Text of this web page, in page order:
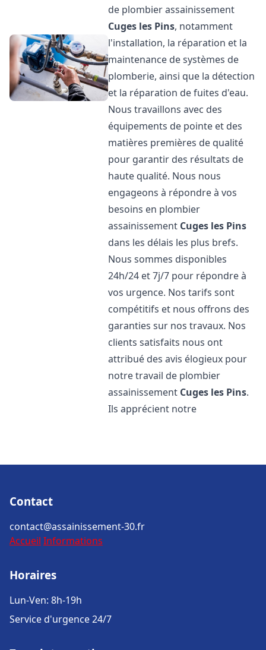
de plombier assainissement
Cuges les Pins, notamment
l'installation, la réparation et la
maintenance de systèmes de
plomberie, ainsi que la détection
et la réparation de fuites d'eau.
Nous travaillons avec des
équipements de pointe et des
matières premières de qualité
pour garantir des résultats de
haute qualité. Nous nous
engageons à répondre à vos
besoins en plombier
assainissement Cuges les Pins
dans les délais les plus brefs.
Nous sommes disponibles
24h/24 et 7j/7 pour répondre à
vos urgence. Nos tarifs sont
compétitifs et nous offrons des
garanties sur nos travaux. Nos
clients satisfaits nous ont
attribué des avis élogieux pour
notre travail de plombier
assainissement Cuges les Pins.
Ils apprécient notre
Contact
contact@assainissement-30.fr
Accueil Informations
Horaires
Lun-Ven: 8h-19h
Service d'urgence 24/7